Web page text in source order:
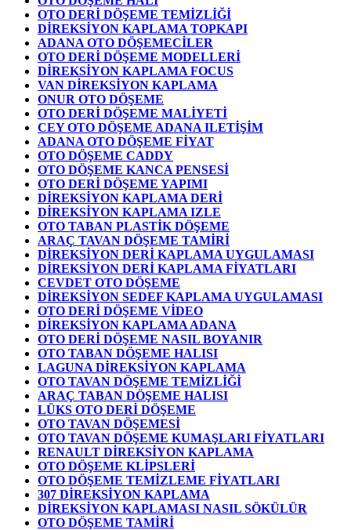
OTO DERİ DÖŞEME TEMİZLİĞİ
DİREKSİYON KAPLAMA TOPKAPI
ADANA OTO DÖŞEMECİLER
OTO DERİ DÖŞEME MODELLERİ
DİREKSİYON KAPLAMA FOCUS
VAN DİREKSİYON KAPLAMA
ONUR OTO DÖŞEME
OTO DERİ DÖŞEME MALİYETİ
CEY OTO DÖŞEME ADANA ILETİŞİM
ADANA OTO DÖŞEME FİYAT
OTO DÖŞEME CADDY
OTO DÖŞEME KANCA PENSESİ
OTO DERİ DÖŞEME YAPIMI
DİREKSİYON KAPLAMA DERİ
DİREKSİYON KAPLAMA IZLE
OTO TABAN PLASTİK DÖŞEME
ARAÇ TAVAN DÖŞEME TAMİRİ
DİREKSİYON DERİ KAPLAMA UYGULAMASI
DİREKSİYON DERİ KAPLAMA FİYATLARI
CEVDET OTO DÖŞEME
DİREKSİYON SEDEF KAPLAMA UYGULAMASI
OTO DERİ DÖŞEME VİDEO
DİREKSİYON KAPLAMA ADANA
OTO DERİ DÖŞEME NASIL BOYANIR
OTO TABAN DÖŞEME HALISI
LAGUNA DİREKSİYON KAPLAMA
OTO TAVAN DÖŞEME TEMİZLİĞİ
ARAÇ TABAN DÖŞEME HALISI
LÜKS OTO DERİ DÖŞEME
OTO TAVAN DÖŞEMESİ
OTO TAVAN DÖŞEME KUMAŞLARI FİYATLARI
RENAULT DİREKSİYON KAPLAMA
OTO DÖŞEME KLİPSLERİ
OTO DÖŞEME TEMİZLEME FİYATLARI
307 DİREKSİYON KAPLAMA
DİREKSİYON KAPLAMASI NASIL SÖKÜLÜR
OTO DÖŞEME TAMİRİ